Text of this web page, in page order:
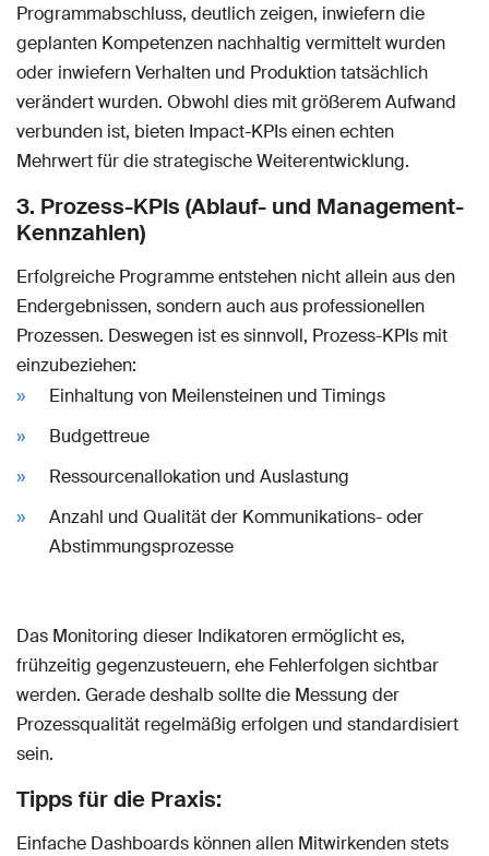
Programmabschluss, deutlich zeigen, inwiefern die
geplanten Kompetenzen nachhaltig vermittelt wurden
oder inwiefern Verhalten und Produktion tatsächlich
verändert wurden. Obwohl dies mit größerem Aufwand
verbunden ist, bieten Impact-KPIs einen echten
Mehrwert für die strategische Weiterentwicklung.
3. Prozess-KPIs (Ablauf- und Management-
Kennzahlen)
Erfolgreiche Programme entstehen nicht allein aus den
Endergebnissen, sondern auch aus professionellen
Prozessen. Deswegen ist es sinnvoll, Prozess-KPIs mit
einzubeziehen:
Einhaltung von Meilensteinen und Timings
Budgettreue
Ressourcenallokation und Auslastung
Anzahl und Qualität der Kommunikations- oder
Abstimmungsprozesse
Das Monitoring dieser Indikatoren ermöglicht es,
frühzeitig gegenzusteuern, ehe Fehlerfolgen sichtbar
werden. Gerade deshalb sollte die Messung der
Prozessqualität regelmäßig erfolgen und standardisiert
sein.
Tipps für die Praxis:
Einfache Dashboards können allen Mitwirkenden stets